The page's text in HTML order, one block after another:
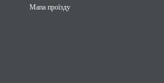
Мапа проїзду